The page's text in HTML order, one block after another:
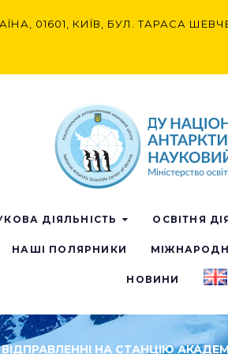
01601, КИЇВ, БУЛ. ТАРАСА
ДІЯЛЬНІСТЬ ОСВІТНЯ
НАШІ ПОЛЯРНИКИ
НОВИНИ
ВІДПРАВЛЕННІ НА СТАНЦІЮ